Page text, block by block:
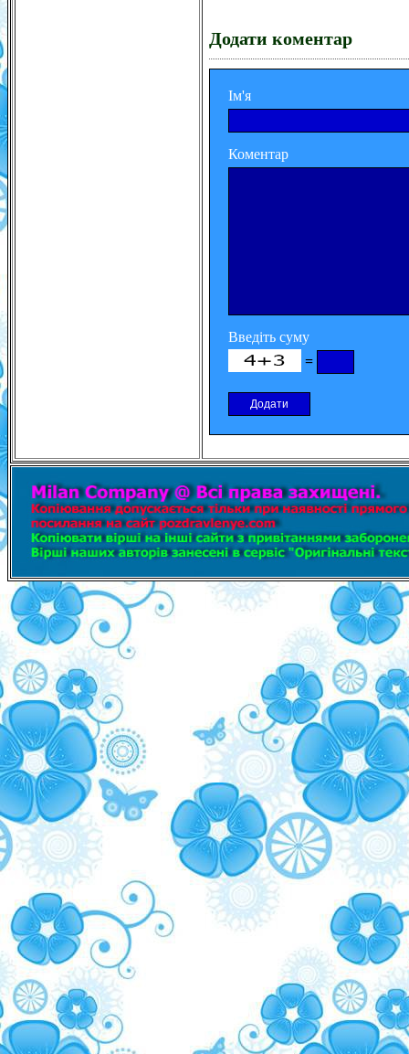
Додати коментар
Ім'я
Коментар
Введіть суму
=